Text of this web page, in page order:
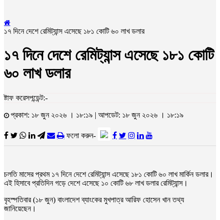
১৭ দিনে দেশে রেমিট্যান্স এসেছে ১৮১ কোটি ৬০ লাখ ডলার
১৭ দিনে দেশে রেমিট্যান্স এসেছে ১৮১ কোটি
৬০ লাখ ডলার
ষ্টাফ করেসপন্ডেন্ট:-
প্রকাশ: ১৮ জুন ২০২৬ । ১৮:১৯ | আপডেট: ১৮ জুন ২০২৬ । ১৮:১৯
ফলো করুন-
চলতি মাসের প্রথম ১৭ দিনে দেশে রেমিট্যান্স এসেছে ১৮১ কোটি ৬০ লাখ মার্কিন ডলার।
এই হিসাবে প্রতিদিন গড়ে দেশে এসেছে ১০ কোটি ৬৮ লাখ ডলার রেমিট্যান্স।
বৃহস্পতিবার (১৮ জুন) বাংলাদেশ ব্যাংকের মুখপাত্র আরিফ হোসেন খান তথ্য
জানিয়েছেন।